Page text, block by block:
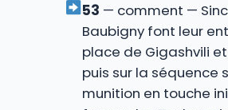
53 — comment —
Baubigny font leur
place de Gigashvili et
puis sur la séquence
munition en touche